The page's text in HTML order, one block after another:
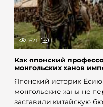
621 1
Как японский
монгольских ханов
Японский историк
монгольские ханы не
заставили китайскую